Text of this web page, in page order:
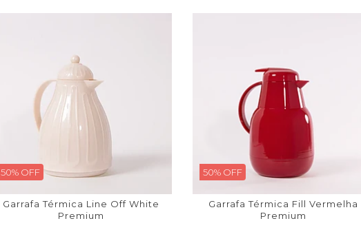
50% OFF
Garrafa Térmica Line Off White
Premium
50% OFF
Garrafa Térmica Fill Vermelha
Premium